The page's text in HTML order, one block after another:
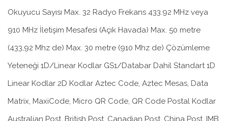
Okuyucu Sayısı Max. 32 Radyo Frekans 433.92 MHz veya
910 MHz İletişim Mesafesi (Açık Havada) Max. 50 metre
(433,92 Mhz de) Max. 30 metre (910 Mhz de) Çözümleme
Yeteneği 1D/Linear Kodlar GS1/Databar Dahil Standart 1D
Linear Kodlar 2D Kodlar Aztec Code, Aztec Mesas, Data
Matrix, MaxiCode, Micro QR Code, QR Code Postal Kodlar
Australian Post, British Post, Canadian Post, China Post, IMB,